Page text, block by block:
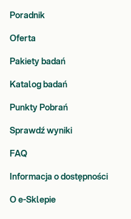
Poradnik
Oferta
Pakiety badań
Katalog badań
Punkty Pobrań
Sprawdź wyniki
FAQ
Informacja o dostępności
O e-Sklepie